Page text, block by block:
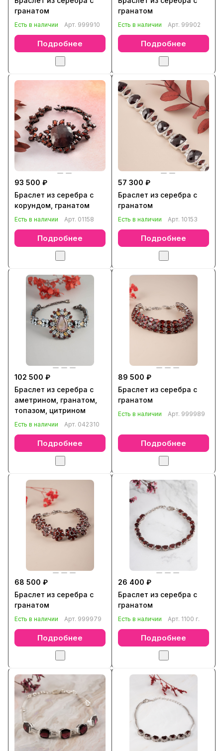
гранатом
Есть в наличии Арт. 999910
Подробнее
гранатом
Есть в наличии Арт. 99902
Подробнее
93 500 ₽
Браслет из серебра с
корундом, гранатом
Есть в наличии Арт. 01158
Подробнее
57 300 ₽
Браслет из серебра с
гранатом
Есть в наличии Арт. 10153
Подробнее
102 500 ₽
Браслет из серебра с
аметрином, гранатом,
топазом, цитрином
Есть в наличии Арт. 042310
Подробнее
89 500 ₽
Браслет из серебра с
гранатом
Есть в наличии Арт. 999989
Подробнее
68 500 ₽
Браслет из серебра с
гранатом
Есть в наличии Арт. 999979
Подробнее
26 400 ₽
Браслет из серебра с
гранатом
Есть в наличии Арт. 1100 г.
Подробнее